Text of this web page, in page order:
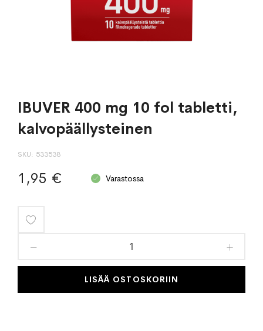
IBUVER 400 mg 10 fol tabletti,
kalvopäällysteinen
SKU 533538
1,95 € Varastossa
toivelistaan
LISÄÄ OSTOSKORIIN